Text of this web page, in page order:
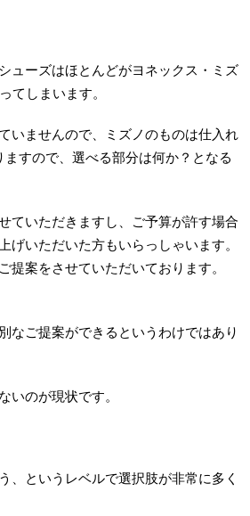
ューズはほとんどがヨネックス・ミズ
てしまいます。
いませんので、ミズノのものは仕入れ
すので、選べる部分は何か？となる
ていただきますし、ご予算が許す場合
いただいた方もいらっしゃいます。
提案をさせていただいております。
なご提案ができるというわけではあり
いのが現状です。
、というレベルで選択肢が非常に多く